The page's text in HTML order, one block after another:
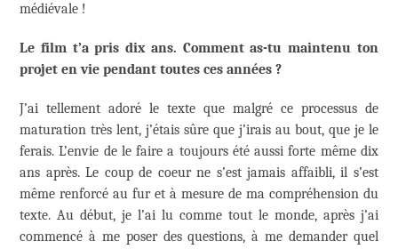
médiévale !
Le film t’a pris dix ans. Comment as-tu maintenu ton
projet en vie pendant toutes ces années ?
J’ai tellement adoré le texte que malgré ce processus de
maturation très lent, j’étais sûre que j’irais au bout, que je le
ferais. L’envie de le faire a toujours été aussi forte même dix
ans après. Le coup de coeur ne s’est jamais affaibli, il s’est
même renforcé au fur et à mesure de ma compréhension du
texte. Au début, je l’ai lu comme tout le monde, après j’ai
commencé à me poser des questions, à me demander quel